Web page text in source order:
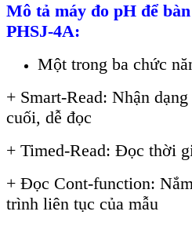
Mô tả máy đo pH để
PHSJ-4A:
Một trong ba chức
+ Smart-Read: Nhận
cuối, dễ đọc
+ Timed-Read: Đọc thời
+ Đọc Cont-function:
trình liên tục của mẫu